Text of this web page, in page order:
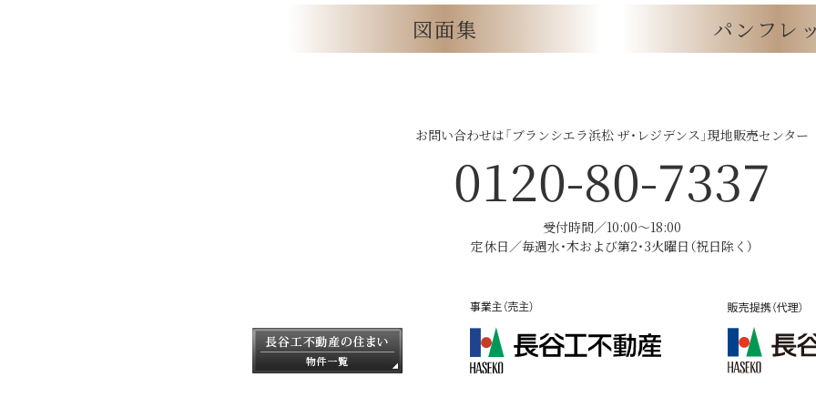
図面集 パンフレ
お問い合わせは「ブランシエラ浜松 ザ・レジデンス」現地販売センター
0120-80-7337
受付時間／10:00〜18:00
定休日／毎週水・木および第2・3火曜日（祝日除く）